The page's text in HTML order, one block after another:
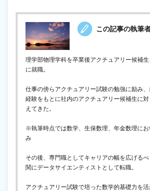
この記事の執筆
理学部物理学科を卒業後アクチュアリー候補
に就職。
仕事の傍らアクチュアリー試験の勉強に励み
経験をもとに社内のアクチュアリー候補生に
えてきた。
※執筆時点では数学、生保数理、年金数理に
み
その後、専門職としてキャリアの幅を広げる
関にデータサイエンティストとして転職。
アクチュアリー試験で培った数学的基礎力を